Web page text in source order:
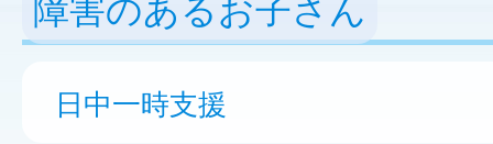
日中一時支援